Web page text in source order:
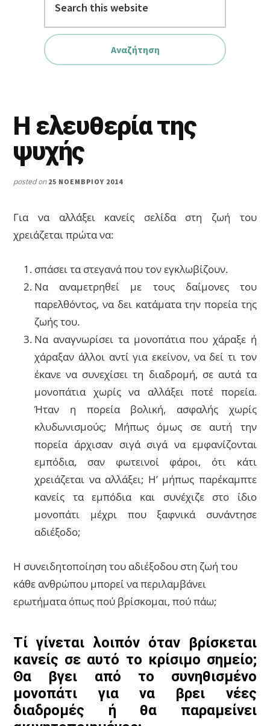
website
Η ελευθερία της
ψυχής
posted on 25 ΝΟΕΜΒΡΊΟΥ 2014
Για να αλλάξει κανείς σελίδα στη ζωή του
χρειάζεται πρώτα να:
σπάσει τα στεγανά που τον εγκλωβίζουν.
Να αναμετρηθεί με τους δαίμονες του
παρελθόντος, να δει κατάματα την πορεία της
ζωής του.
Να αναγνωρίσει τα μονοπάτια που χάραξε ή
χάραξαν άλλοι αντί για εκείνον, να δεί τι τον
έκανε να συνεχίσει τη διαδρομή, σε αυτά τα
μονοπάτια χωρίς να αλλάξει ποτέ πορεία.
Ήταν η πορεία βολική, ασφαλής χωρίς
κλυδωνισμούς; Μήπως όμως σε αυτή την
πορεία άρχισαν σιγά σιγά να εμφανίζονται
εμπόδια, σαν φωτεινοί φάροι, ότι κάτι
χρειάζεται να αλλάξει; Η’ μήπως παρέκαμπτε
κανείς τα εμπόδια και συνέχιζε στο ίδιο
μονοπάτι μέχρι που ξαφνικά συνάντησε
αδιέξοδο;
Η συνειδητοποίηση του αδιέξοδου στη ζωή του
κάθε ανθρώπου μπορεί να περιλαμβάνει
ερωτήματα όπως πού βρίσκομαι, πού πάω;
Τί γίνεται λοιπόν όταν βρίσκεται
κανείς σε αυτό το κρίσιμο σημείο;
Θα βγει από το συνηθισμένο
μονοπάτι για να βρει νέες
διαδρομές ή θα παραμείνει